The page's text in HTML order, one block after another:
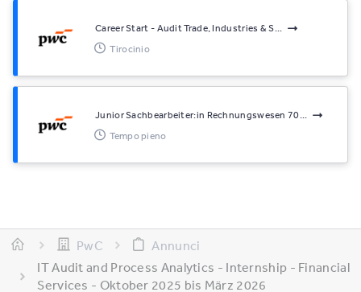
Career Start - Audit Trade, Industries & S...
Tirocinio
Junior Sachbearbeiter:in Rechnungswesen 70...
Tempo pieno
PwC
Annunci
IT Audit and Process Analytics - Internship - Financial
Services - Oktober 2025 bis März 2026